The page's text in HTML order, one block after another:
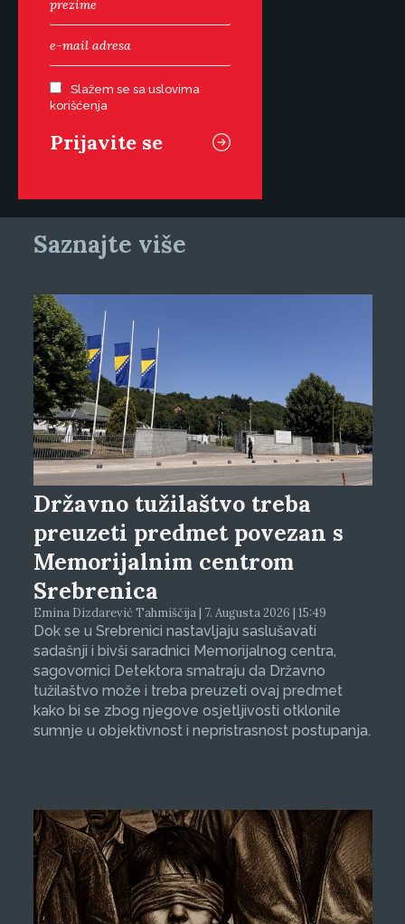
Slažem se sa uslovima
korišćenja
Saznajte više
Državno tužilaštvo treba
preuzeti predmet povezan s
Memorijalnim centrom
Srebrenica
Emina Dizdarević Tahmiščija | 7. Augusta 2026 | 15:49
Dok se u Srebrenici nastavljaju saslušavati
sadašnji i bivši saradnici Memorijalnog centra,
sagovornici Detektora smatraju da Državno
tužilaštvo može i treba preuzeti ovaj predmet
kako bi se zbog njegove osjetljivosti otklonile
sumnje u objektivnost i nepristrasnost postupanja.